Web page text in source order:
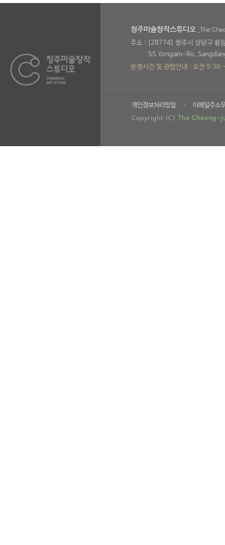
청주미술창작스튜디오 _The
주소 : [28774] 청주시 상당구 용
55 Yongam-Ro,
운영시간 및 관람안내 : 오전 9:30
개인정보처리방침 이메일주소
Copyright (C) The Cheong-